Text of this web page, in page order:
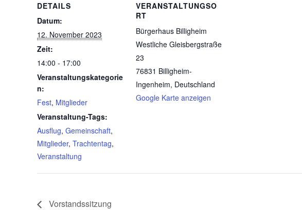
DETAILS
Datum:
12. November 2023
Zeit:
14:00 - 17:00
Veranstaltungskategorie
n:
Fest, Mitglieder
Veranstaltung-Tags:
Ausflug, Gemeinschaft,
Mitglieder, Trachtentag,
Veranstaltung
VERANSTALTUNGSO
RT
Bürgerhaus Billigheim
Westliche Gleisbergstraße
23
76831 Billigheim-
Ingenheim, Deutschland
Google Karte anzeigen
Vorstandssitzung